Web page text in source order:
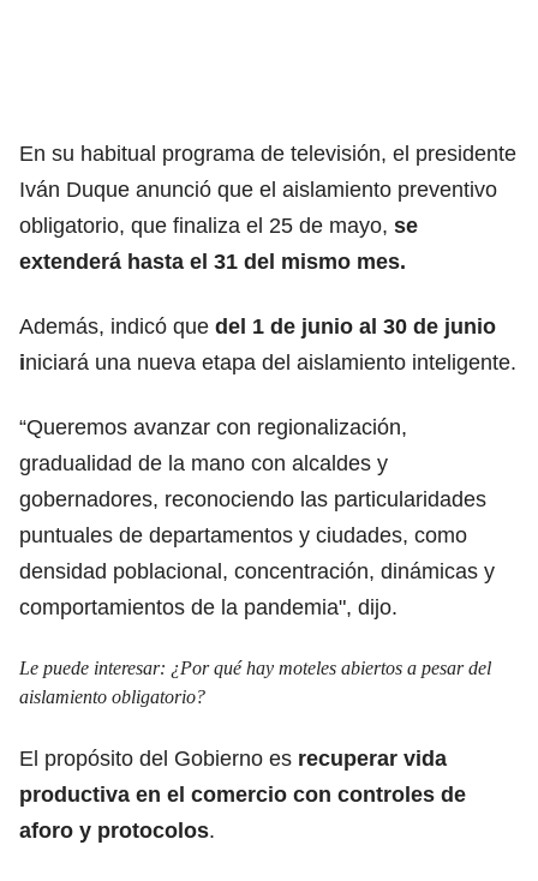
En su habitual programa de televisión, el presidente
Iván Duque anunció que el aislamiento preventivo
obligatorio, que finaliza el 25 de mayo, se
extenderá hasta el 31 del mismo mes.
Además, indicó que del 1 de junio al 30 de junio
iniciará una nueva etapa del aislamiento inteligente.
“Queremos avanzar con regionalización,
gradualidad de la mano con alcaldes y
gobernadores, reconociendo las particularidades
puntuales de departamentos y ciudades, como
densidad poblacional, concentración, dinámicas y
comportamientos de la pandemia", dijo.
Le puede interesar: ¿Por qué hay moteles abiertos a pesar del
aislamiento obligatorio?
El propósito del Gobierno es recuperar vida
productiva en el comercio con controles de
aforo y protocolos.